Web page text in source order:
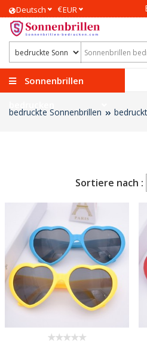
Deutsch €EUR
Sonnenbrillen
bedruckte Sonnenbrillen
Sortiere nach :